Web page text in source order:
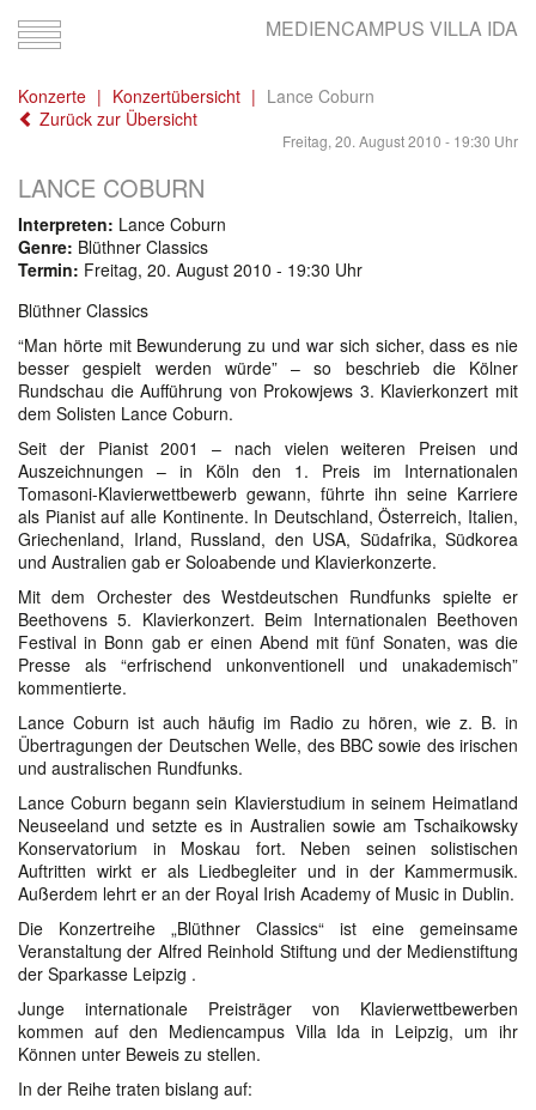
Toggle
navigation
MEDIENCAMPUS VILLA IDA
Konzerte Konzertübersicht
Lance Coburn
Zurück zur Übersicht
Freitag, 20. August 2010 - 19:30 Uhr
LANCE COBURN
Interpreten: Lance Coburn
Genre: Blüthner Classics
Termin: Freitag, 20. August 2010 - 19:30 Uhr
Blüthner Classics
“Man hörte mit Bewunderung zu und war sich sicher, dass es nie
besser gespielt werden würde” – so beschrieb die Kölner
Rundschau die Aufführung von Prokowjews 3. Klavierkonzert mit
dem Solisten Lance Coburn.
Seit der Pianist 2001 – nach vielen weiteren Preisen und
Auszeichnungen – in Köln den 1. Preis im Internationalen
Tomasoni-Klavierwettbewerb gewann, führte ihn seine Karriere
als Pianist auf alle Kontinente. In Deutschland, Österreich, Italien,
Griechenland, Irland, Russland, den USA, Südafrika, Südkorea
und Australien gab er Soloabende und Klavierkonzerte.
Mit dem Orchester des Westdeutschen Rundfunks spielte er
Beethovens 5. Klavierkonzert. Beim Internationalen Beethoven
Festival in Bonn gab er einen Abend mit fünf Sonaten, was die
Presse als “erfrischend unkonventionell und unakademisch”
kommentierte.
Lance Coburn ist auch häufig im Radio zu hören, wie z. B. in
Übertragungen der Deutschen Welle, des BBC sowie des irischen
und australischen Rundfunks.
Lance Coburn begann sein Klavierstudium in seinem Heimatland
Neuseeland und setzte es in Australien sowie am Tschaikowsky
Konservatorium in Moskau fort. Neben seinen solistischen
Auftritten wirkt er als Liedbegleiter und in der Kammermusik.
Außerdem lehrt er an der Royal Irish Academy of Music in Dublin.
Die Konzertreihe „Blüthner Classics“ ist eine gemeinsame
Veranstaltung der Alfred Reinhold Stiftung und der Medienstiftung
der Sparkasse Leipzig .
Junge internationale Preisträger von Klavierwettbewerben
kommen auf den Mediencampus Villa Ida in Leipzig, um ihr
Können unter Beweis zu stellen.
In der Reihe traten bislang auf: